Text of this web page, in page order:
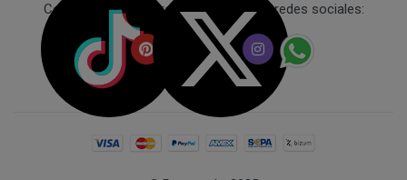
Conecta con nosotros a través de las redes sociales:
El pedido será entregado en el domicilio designado
según la modalidad escogida.
El ámbito de entrega recoge las siguientes zonas:
Comunidad Europea..